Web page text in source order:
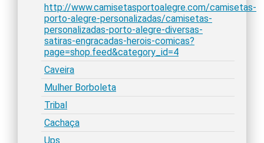
http://www.camisetasportoalegre.com/camisetas-
porto-alegre-personalizadas/camisetas-
personalizadas-porto-alegre-diversas-
satiras-engracadas-herois-comicas?
page=shop.feed&category_id=4
Caveira
Mulher Borboleta
Tribal
Cachaça
Ups